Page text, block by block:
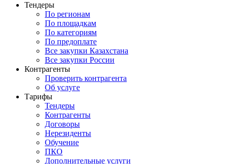
Тендеры
По регионам
По площадкам
По категориям
По предоплате
Все закупки Казахстана
Все закупки России
Контрагенты
Проверить контрагента
Об услуге
Тарифы
Тендеры
Контрагенты
Договоры
Нерезиденты
Обучение
ПКО
Дополнительные услуги